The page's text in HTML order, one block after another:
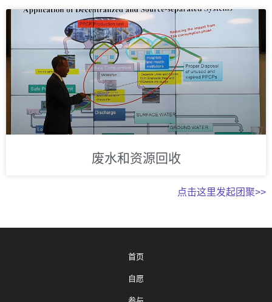
废水和资源回收
点击这里发起团聚>>
首页
自愿